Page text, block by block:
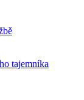
tajemníka